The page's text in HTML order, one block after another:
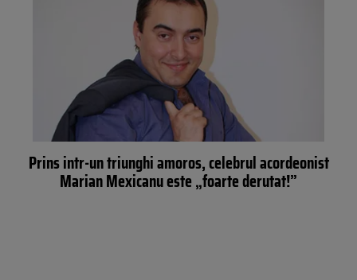
Prins intr-un triunghi amoros, celebrul acordeonist
Marian Mexicanu este „foarte derutat!”